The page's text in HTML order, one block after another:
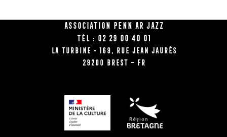
Association Penn Ar Jazz
Tél : 02 29 00 40 01
La Turbine • 169, rue Jean Jaurès
29200 BREST – FR